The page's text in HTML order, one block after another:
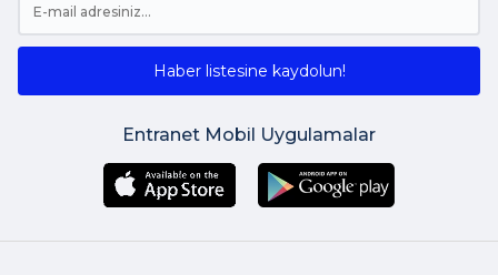
Haber listesine kaydolun!
Entranet Mobil Uygulamalar